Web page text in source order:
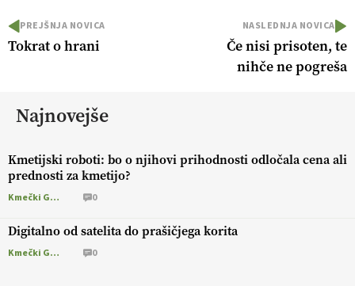
PREJŠNJA NOVICA
Tokrat o hrani
NASLEDNJA NOVICA
Če nisi prisoten, te
nihče ne pogreša
Najnovejše
Kmetijski roboti: bo o njihovi prihodnosti odločala cena ali
prednosti za kmetijo?
Kmečki Glas 0
Digitalno od satelita do prašičjega korita
Kmečki Glas 0